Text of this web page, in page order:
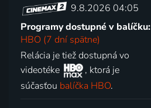
9.8.2026 04:05
Programy dostupné v balíčku:
HBO (7 dní spätne)
Relácia je tiež dostupná vo
videotéke
, ktorá je
súčasťou balíčka HBO.